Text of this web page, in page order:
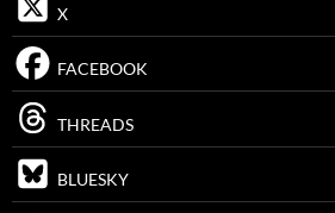
X
FACEBOOK
THREADS
BLUESKY